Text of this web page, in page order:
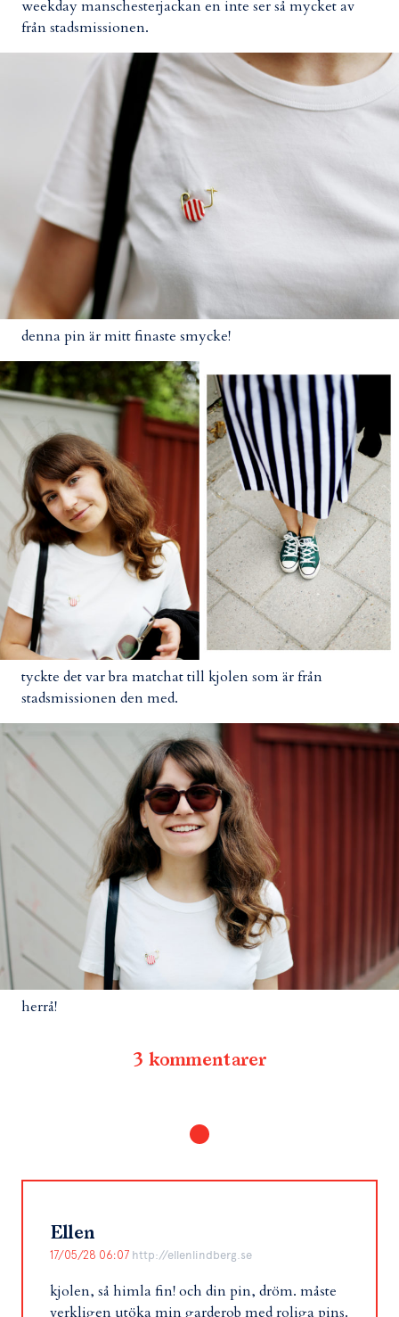
weekday manschesterjackan en inte ser så mycket av
från stadsmissionen.
denna pin är mitt finaste smycke!
tyckte det var bra matchat till kjolen som är från
stadsmissionen den med.
herrå!
3 kommentarer
Ellen
17/05/28 06:07 http://ellenlindberg.se
kjolen, så himla fin! och din pin, dröm. måste
verkligen utöka min garderob med roliga pins.